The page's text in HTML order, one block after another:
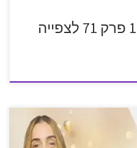
האח הגדול עונה 16 פרק 71 לצפייה